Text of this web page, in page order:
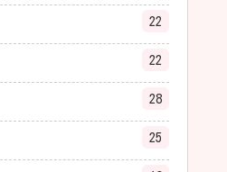
22
22
28
25